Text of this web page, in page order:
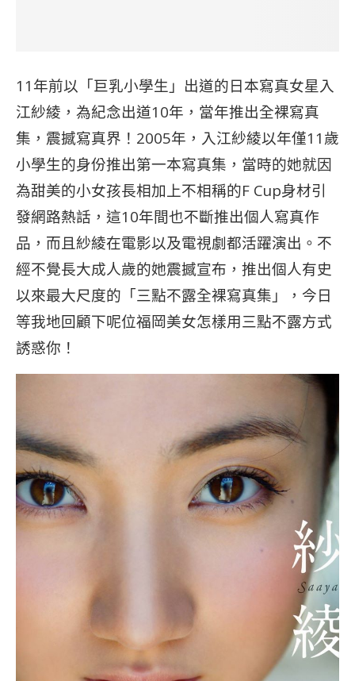
11年前以「巨乳小學生」出道的日本寫真女星入
江紗綾，為紀念出道10年，當年推出全裸寫真
集，震撼寫真界！2005年，入江紗綾以年僅11歲
小學生的身份推出第一本寫真集，當時的她就因
為甜美的小女孩長相加上不相稱的F Cup身材引
發網路熱話，這10年間也不斷推出個人寫真作
品，而且紗綾在電影以及電視劇都活躍演出。不
經不覺長大成人歲的她震撼宣布，推出個人有史
以來最大尺度的「三點不露全裸寫真集」，今日
等我地回顧下呢位福岡美女怎樣用三點不露方式
誘惑你！